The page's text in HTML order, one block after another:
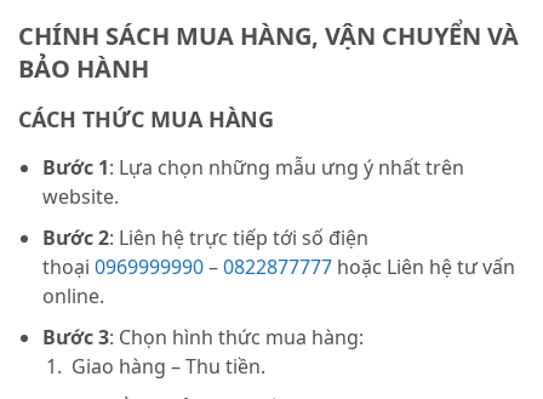
CHÍNH SÁCH MUA HÀNG, VẬN CHUYỂN VÀ
BẢO HÀNH
CÁCH THỨC MUA HÀNG
Bước 1: Lựa chọn những mẫu ưng ý nhất trên
website.
Bước 2: Liên hệ trực tiếp tới số điện
thoại 0969999990–0822877777 hoặc Liên hệ tư vấn
online.
Bước 3: Chọn hình thức mua hàng:
Giao hàng – Thu tiền.